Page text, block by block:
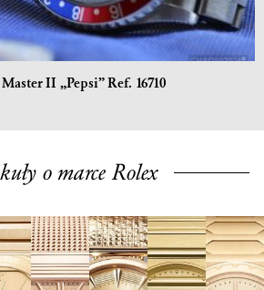
II „Pepsi” Ref. 16710
o marce Rolex